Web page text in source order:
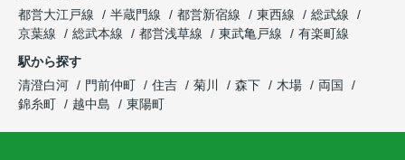
都営大江戸線
半蔵門線 都営新宿線 東西線
総武線
京葉線
総武本線 都営浅草線 東武亀戸線
有楽町線
駅から探す
清澄白河
門前仲町 住吉 菊川 森下 木場
両国
錦糸町
越中島 東陽町